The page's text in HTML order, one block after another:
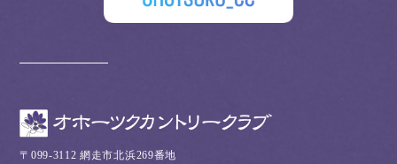
〒099-3112 網走市北浜269番地